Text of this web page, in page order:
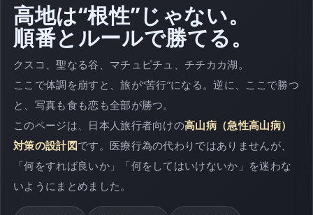
高地は“根性”じゃない。
順番とルールで勝てる。
クスコ、聖なる谷、マチュピチュ、チチカカ湖。
ここで体調を崩すと、旅が“苦行”になる。逆に、ここで勝つ
と、写真も食も恋も全部が勝つ。
このページは、日本人旅行者向けの高山病（急性高山病）
対策の設計図です。医療行為の代わりではありませんが、
「何をすれば良いか」「何をしてはいけないか」を迷わな
いようにまとめました。